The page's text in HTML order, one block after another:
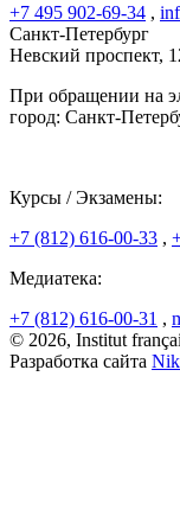
+7 495 902-69-34 ,
Санкт-Петербург
Невский проспект,
При обращении на
город: Санкт-
Курсы / Экзамены:
+7 (812) 616-00-33 ,
Медиатека:
+7 (812) 616-00-31 ,
© 2026, Institut
Разработка сайта